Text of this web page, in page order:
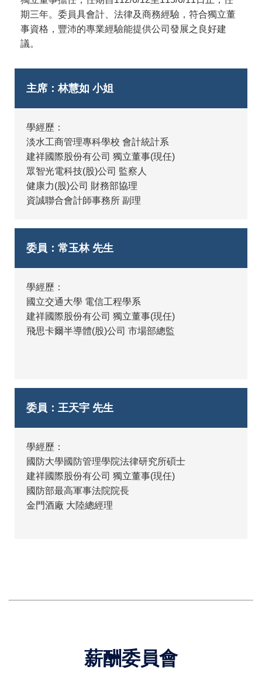
期三年。委員具會計、法律及商務經驗，符合獨立董
事資格，豐沛的專業經驗能提供公司發展之良好建
議。
主席：林慧如 小姐
學經歷：
淡水工商管理專科學校 會計統計系
建祥國際股份有公司 獨立董事(現任)
眾智光電科技(股)公司 監察人
健康力(股)公司 財務部協理
資誠聯合會計師事務所 副理
委員：常玉林 先生
學經歷：
國立交通大學 電信工程學系
建祥國際股份有公司 獨立董事(現任)
飛思卡爾半導體(股)公司 市場部總監
委員：王天宇 先生
學經歷：
國防大學國防管理學院法律研究所碩士
建祥國際股份有公司 獨立董事(現任)
國防部最高軍事法院院長
金門酒廠 大陸總經理
薪酬委員會